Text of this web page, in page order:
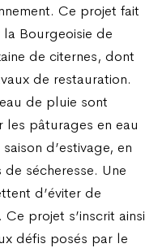
Ce projet fait
la Bourgeoisie de
de citernes, dont
de restauration.
de pluie sont
les pâturages en eau
d’estivage, en
sécheresse. Une
d’éviter de
projet s’inscrit ainsi
défis posés par le